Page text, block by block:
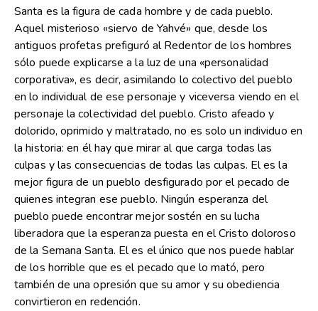
Santa es la figura de cada hombre y de cada pueblo.
Aquel misterioso «siervo de Yahvé» que, desde los
antiguos profetas prefiguró al Redentor de los hombres
sólo puede explicarse a la luz de una «personalidad
corporativa», es decir, asimilando lo colectivo del pueblo
en lo individual de ese personaje y viceversa viendo en el
personaje la colectividad del pueblo. Cristo afeado y
dolorido, oprimido y maltratado, no es solo un individuo en
la historia: en él hay que mirar al que carga todas las
culpas y las consecuencias de todas las culpas. El es la
mejor figura de un pueblo desfigurado por el pecado de
quienes integran ese pueblo. Ningún esperanza del
pueblo puede encontrar mejor sostén en su lucha
liberadora que la esperanza puesta en el Cristo doloroso
de la Semana Santa. El es el único que nos puede hablar
de los horrible que es el pecado que lo mató, pero
también de una opresión que su amor y su obediencia
convirtieron en redención.